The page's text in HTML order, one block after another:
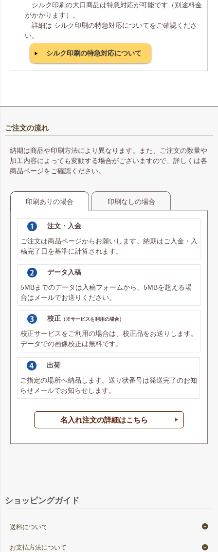
シルク印刷の大口商品は特急対応が可能です（別途料金
がかかります）。
詳細は シルク印刷の特急対応についてをご確認くださ
い。
シルク印刷の特急対応について
ご注文の流れ
納期は商品や印刷方法により異なります。また、ご注文の数量や
加工内容によっても変動する場合がございますので、詳しくは各
商品ページをご確認ください。
印刷ありの場合 印刷なしの場合
注文・入金
ご注文は商品ページからお願いします。納期はご入金・入
稿完了日を基準に計算されます。
データ入稿
5MBまでのデータは入稿フォームから、5MBを超える場
合はメールでお送りください。
校正（※サービスを利用の場合）
校正サービスをご利用の場合は、校正品をお送りします。
データでの画像校正は無料です。
出荷
ご指定の場所へ納品します。送り状番号は発送完了のお知
らせメールでお知らせします。
名入れ注文の詳細はこちら
ショッピングガイド
送料について
お支払方法について